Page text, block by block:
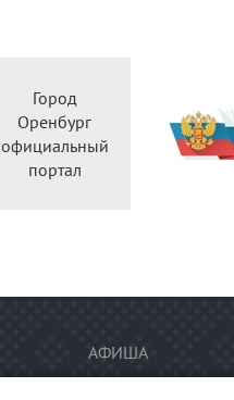
Город
Оренбург
официальный
портал
АФИША